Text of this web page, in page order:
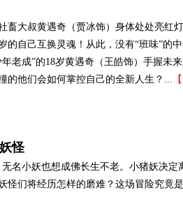
畜大叔黄遇奇（贾冰饰）身体处处亮红
的自己互换灵魂！从此，没有“班味”的
老成”的18岁黄遇奇（王皓饰）手握未
的他们会如何掌控自己的全新人生？...
怪
名小妖也想成佛长生不老。小猪妖决
怪们将经历怎样的磨难？这场冒险究竟